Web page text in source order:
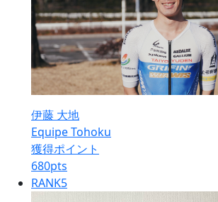
伊藤 大地
Equipe Tohoku
獲得ポイント
680pts
RANK5